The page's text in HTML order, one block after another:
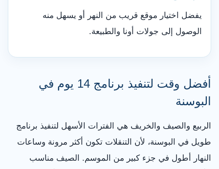
يفضل اختيار موقع قريب من النهر أو يسهل منه
الوصول إلى جولات أونا والطبيعة.
أفضل وقت لتنفيذ برنامج 14 يوم في
البوسنة
الربيع والصيف والخريف هي الفترات الأسهل لتنفيذ برنامج
طويل في البوسنة، لأن التنقلات تكون أكثر مرونة وساعات
النهار أطول في جزء كبير من الموسم. الصيف مناسب